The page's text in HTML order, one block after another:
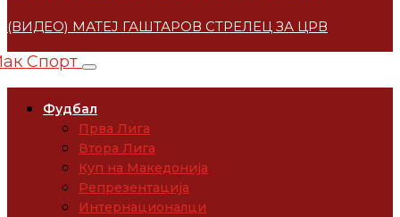
(ВИДЕО) МАТЕЈ ГАШТАРОВ СТРЕЛЕЦ ЗА ЦРВЕНА
Фудбал
Прва Лига
Втора Лига
Куп на Македонија
Репрезентација
Интернационалци